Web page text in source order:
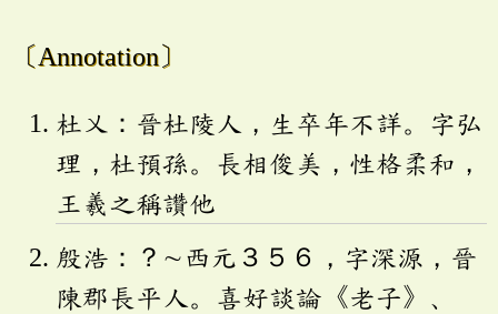
〔Annotation〕
杜乂：晉杜陵人，生卒年不詳。字弘
理，杜預孫。長相俊美，性格柔和，
王羲之稱讚他
殷浩：？∼西元３５６，字深源，晉
陳郡長平人。喜好談論《老子》、